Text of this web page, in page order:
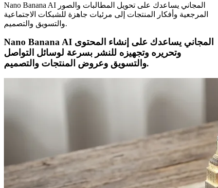
Nano Banana AI المجاني يساعدك على تحويل المطالبات والصور
المرجعية وأفكار المنتجات إلى مرئيات جاهزة للشبكات الاجتماعية
والتسويق والتصميم.
Nano Banana AI المجاني يساعدك على إنشاء المحتوى
وتحريره وتجهيزه للنشر بسرعة لوسائل التواصل
والتسويق وعروض المنتجات والتصميم.